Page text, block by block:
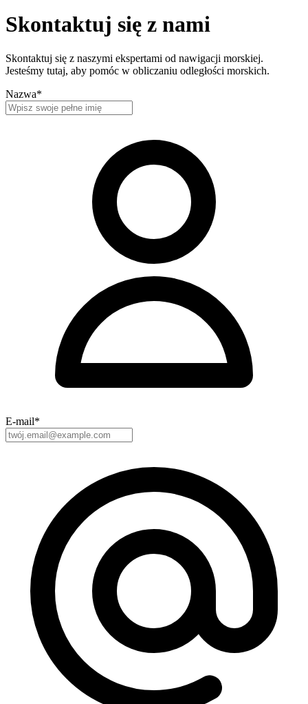
Skontaktuj się z nami
Skontaktuj się z naszymi ekspertami od nawigacji morskiej.
Jesteśmy tutaj, aby pomóc w obliczaniu odległości morskich.
Nazwa*
E-mail*